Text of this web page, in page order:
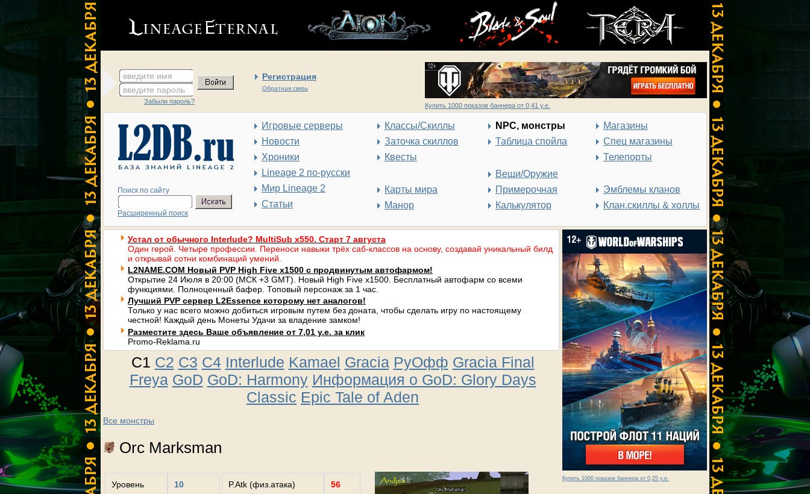
введите имя Регистрация
Обратная связь
введите пароль
Забыли пароль?
Купить 1000 показов баннера от 0,41 у.е.
Поиск по сайту
Расширенный поиск
Игровые серверы
Новости
Хроники
Lineage 2 по-русски
Мир Lineage 2
Статьи
Классы/Скиллы
Заточка скиллов
Квесты
Карты мира
Манор
NPC, монстры
Таблица спойла
Вещи/Оружие
Примерочная
Калькулятор
Магазины
Спец магазины
Телепорты
Эмблемы кланов
Клан.скиллы & холлы
Купить 1000 показов баннера от 0,25 у.е.
Устал от обычного Interlude? MultiSub x550. Старт 7 августа
Один герой. Четыре профессии. Переноси навыки трёх саб-классов на основу, создавай уникальный билд
и открывай сотни комбинаций умений.
L2NAME.COM Новый PVP High Five x1500 с продвинутым автофармом!
Открытие 24 Июля в 20:00 (МСК +3 GMT). Новый High Five x1500. Бесплатный автофарм со всеми
функциями. Полноценный бафер. Топовый персонаж за 1 час.
Лучший PVP сервер L2Essence которому нет аналогов!
Только у нас всего можно добиться игровым путем без доната, чтобы сделать игру по настоящему
честной! Каждый день Монеты Удачи за владение замком!
Разместите здесь Ваше объявление от 7,01 у.е. за клик
Promo-Reklama.ru
C1 C2 C3 C4 Interlude Kamael Gracia РуОфф Gracia Final
Freya GoD GoD: Harmony Информация о GoD: Glory Days
Classic Epic Tale of Aden
Все монстры
Orc Marksman
Уровень 10 P.Atk (физ.атака) 56